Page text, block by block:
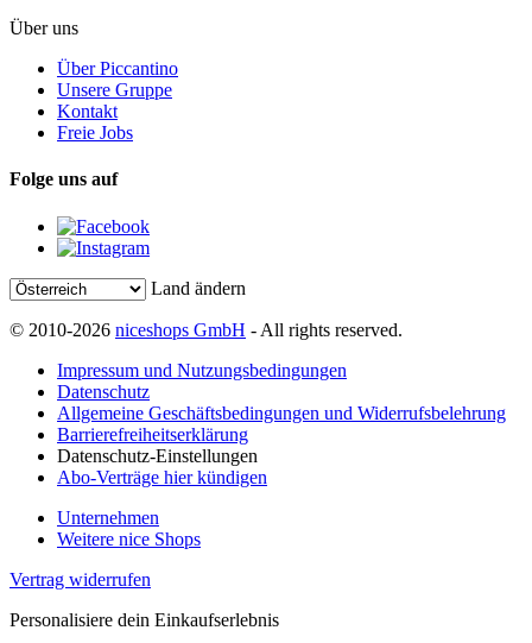
Über uns
Über Piccantino
Unsere Gruppe
Kontakt
Freie Jobs
Folge uns auf
Land ändern
© 2010-2026 niceshops GmbH - All rights reserved.
Impressum und Nutzungsbedingungen
Datenschutz
Allgemeine Geschäftsbedingungen und Widerrufsbelehrung
Barrierefreiheitserklärung
Datenschutz-Einstellungen
Abo-Verträge hier kündigen
Unternehmen
Weitere nice Shops
Vertrag widerrufen
Personalisiere dein Einkaufserlebnis